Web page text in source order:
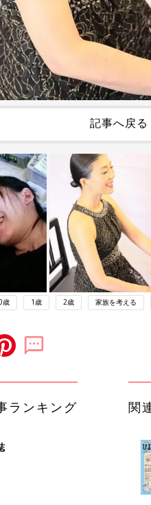
記事へ戻る
歳 1歳 2歳 家族を考える
ランキング 関